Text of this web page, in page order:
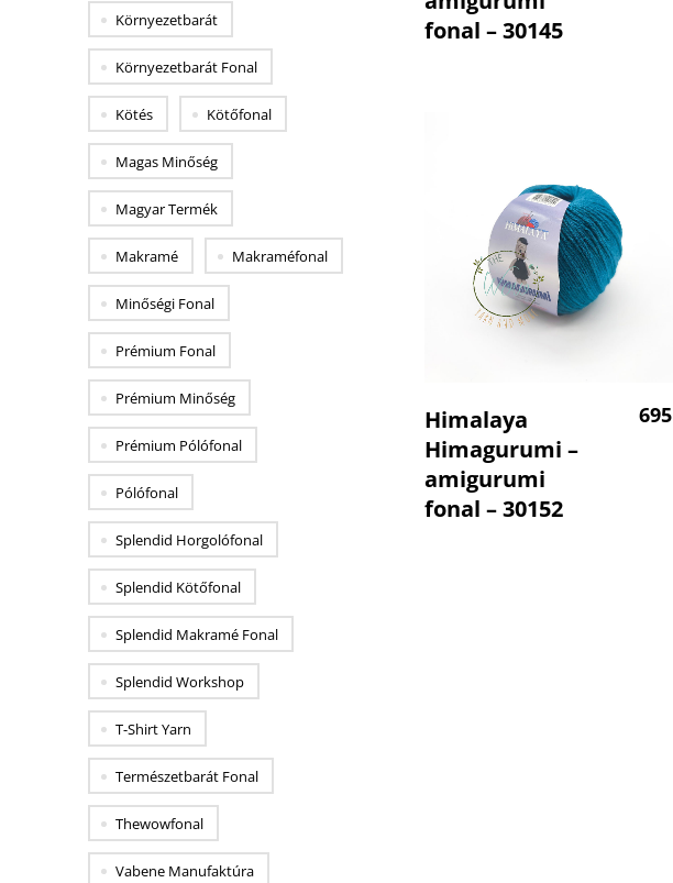
Környezetbarát
Környezetbarát Fonal
Kötés Kötőfonal
Magas Minőség
Magyar Termék
Makramé Makraméfonal
Minőségi Fonal
Prémium Fonal
Prémium Minőség
Prémium Pólófonal
Pólófonal
Splendid Horgolófonal
Splendid Kötőfonal
Splendid Makramé Fonal
Splendid Workshop
T-Shirt Yarn
Természetbarát Fonal
Thewowfonal
Vabene Manufaktúra
fonal – 30145
Kosárba Teszem
Himalaya
Himagurumi –
amigurumi
fonal – 30152
695
Impresszum
Kapcsolat
Viszonteladóknak